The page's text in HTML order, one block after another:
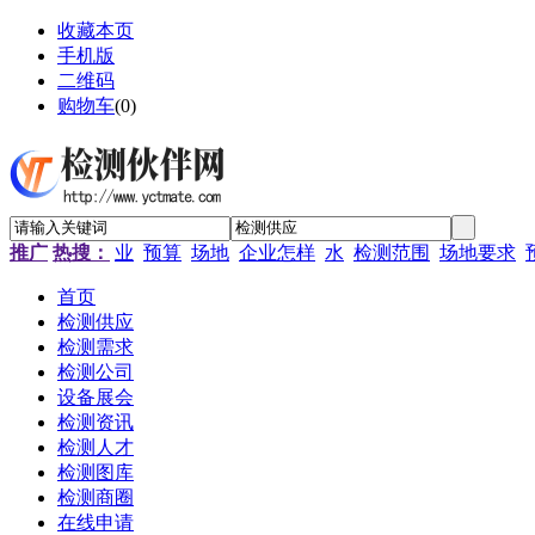
收藏本页
手机版
二维码
购物车(0)
推广 热搜： 业 预算 场地 企业怎样 水 检测范围 场地要求
首页
检测供应
检测需求
检测公司
设备展会
检测资讯
检测人才
检测图库
检测商圈
在线申请